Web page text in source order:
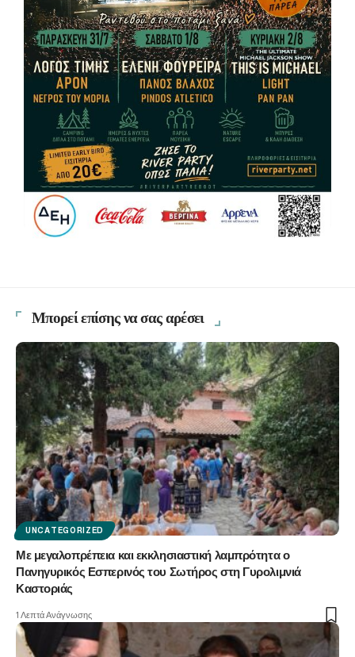
Μπορεί επίσης να σας αρέσει
UNCATEGORIZED
Με μεγαλοπρέπεια και εκκλησιαστική λαμπρότητα ο
Πανηγυρικός Εσπερινός του Σωτήρος στη Γυρολιμνιά
Καστοριάς
1 Λεπτά Ανάγνωσης